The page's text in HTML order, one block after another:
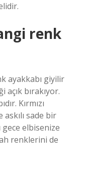
renk
ayakkabı giyilir
bırakıyor.
Kırmızı
sade bir
gece elbisenize
renklerini de